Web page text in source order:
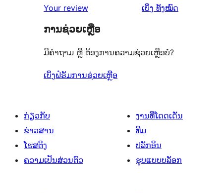
ລາຍການ
5
ລາຍການ
ຈຳນວນ
4
ດາວ
ຈຳນວນ
ລາຍການ
1
ດາວ
3
ລາຍການ
Your review ເບິ່ງ ຄຳ
ທັງໝົດ
ການຊ່ວຍເຫຼືອ
ມີຄຳຖາມ ຫຼື ຕ້ອງການຄວາມຊ່ວຍເຫຼືອບໍ່?
ເບິ່ງຟໍຣັມການຊ່ວຍເຫຼືອ
ກ່ຽວກັບ
ຂ່າວສານ
ໂຮສຕິງ
ຄວາມເປັນສ່ວນຕົວ
ງານທີ່ໂດດເດັ່ນ
ທີມ
ປລັກອິນ
ຮູບແບບບລັອກ